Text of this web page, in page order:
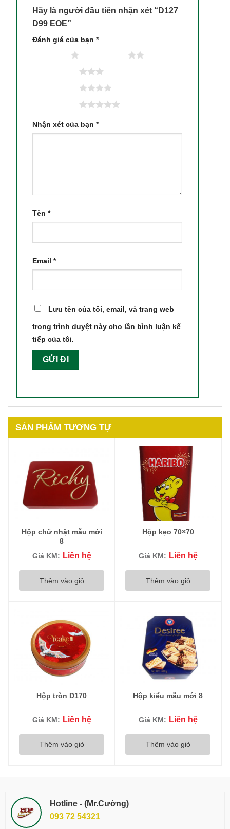
Hãy là người đầu tiên nhận xét “D127
D99 EOE”
Đánh giá của bạn *
Nhận xét của bạn *
Tên *
Email *
Lưu tên của tôi, email, và trang web
trong trình duyệt này cho lần bình luận kế
tiếp của tôi.
SẢN PHẨM TƯƠNG TỰ
Hộp chữ nhật mẫu mới
8
Giá KM: Liên hệ
Thêm vào giỏ
Hộp kẹo 70×70
Giá KM: Liên hệ
Thêm vào giỏ
Hộp tròn D170
Giá KM: Liên hệ
Thêm vào giỏ
Hộp kiểu mẫu mới 8
Giá KM: Liên hệ
Thêm vào giỏ
Hotline - (Mr.Cường)
093 72 54321